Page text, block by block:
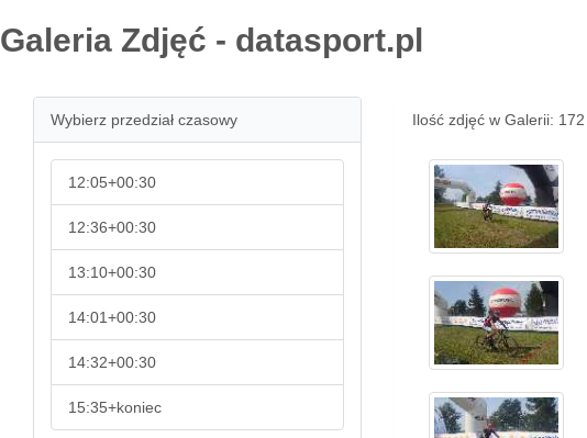
Galeria Zdjęć - datasport.pl
Wybierz przedział czasowy
12:05+00:30
12:36+00:30
13:10+00:30
14:01+00:30
14:32+00:30
15:35+koniec
Ilość zdjęć w Galerii: 172